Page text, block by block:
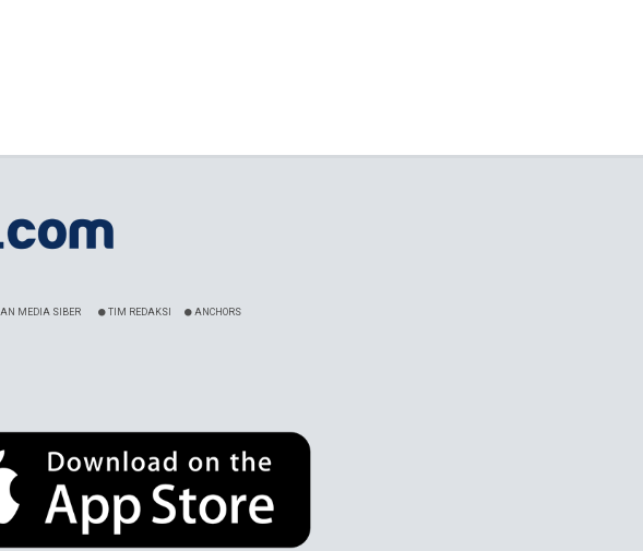
MEDIA SIBER TIM REDAKSI ANCHORS